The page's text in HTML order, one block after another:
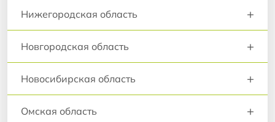
Нижегородская область +
Новгородская область +
Новосибирская область +
Омская область +